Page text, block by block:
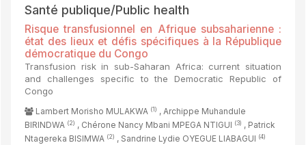
Santé publique/Public health
Risque transfusionnel en Afrique subsaharienne :
état des lieux et défis spécifiques à la République
démocratique du Congo
Transfusion risk in sub-Saharan Africa: current situation
and challenges specific to the Democratic Republic of
Congo
Lambert Morisho MULAKWA (1) , Archippe Muhandule
BIRINDWA (2) , Chérone Nancy Mbani MPEGA NTIGUI (3) , Patrick
Ntagereka BISIMWA (2) , Sandrine Lydie OYEGUE LIABAGUI (4)